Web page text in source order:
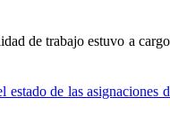
de trabajo estuvo a
estado de las